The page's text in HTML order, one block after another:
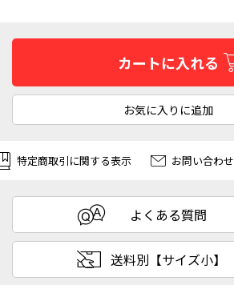
カートに入れる
お気に入りに追加
特定商取引に関する表示 お問い合わせ
よくある質問
送料別【サイズ小】